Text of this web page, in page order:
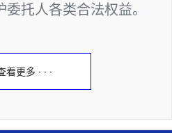
托人各类合法权益。
看更多 · · ·